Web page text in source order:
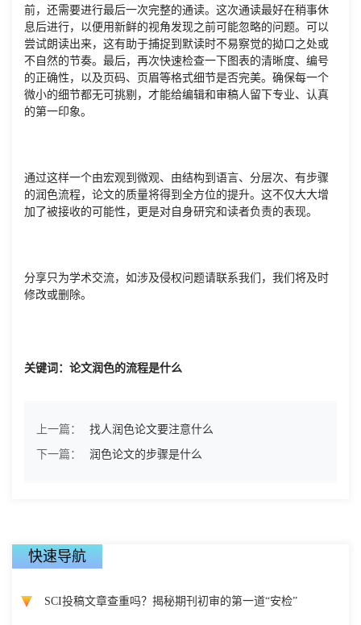
前，还需要进行最后一次完整的通读。这次通读最好在稍事休
息后进行，以便用新鲜的视角发现之前可能忽略的问题。可以
尝试朗读出来，这有助于捕捉到默读时不易察觉的拗口之处或
不自然的节奏。最后，再次快速检查一下图表的清晰度、编号
的正确性，以及页码、页眉等格式细节是否完美。确保每一个
微小的细节都无可挑剔，才能给编辑和审稿人留下专业、认真
的第一印象。
通过这样一个由宏观到微观、由结构到语言、分层次、有步骤
的润色流程，论文的质量将得到全方位的提升。这不仅大大增
加了被接收的可能性，更是对自身研究和读者负责的表现。
分享只为学术交流，如涉及侵权问题请联系我们，我们将及时
修改或删除。
关键词：论文润色的流程是什么
上一篇：
找人润色论文要注意什么
下一篇：
润色论文的步骤是什么
快速导航
SCI投稿文章查重吗？揭秘期刊初审的第一道“安检”